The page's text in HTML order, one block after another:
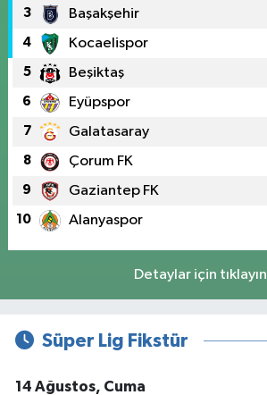
3 Başakşehir
4 Kocaelispor
5 Beşiktaş
6 Eyüpspor
7 Galatasaray
8 Çorum FK
9 Gaziantep FK
10 Alanyaspor
Detaylar için tıklayın
Süper Lig Fikstür
14 Ağustos, Cuma